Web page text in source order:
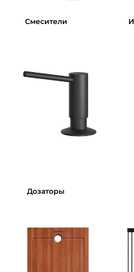
Смесители
Дозаторы